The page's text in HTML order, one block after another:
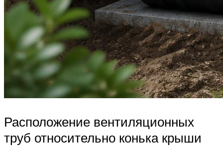
Расположение вентиляционных
труб относительно конька крыши